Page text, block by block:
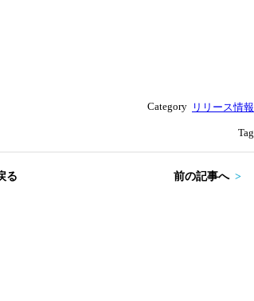
Category リリース情報
Tag
る 前の記事へ